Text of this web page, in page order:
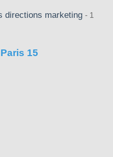
directions marketing
1
15